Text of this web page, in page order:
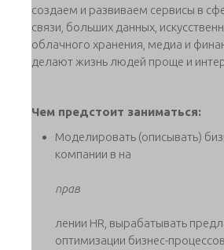
создаем и развиваем сервисы в
связи, больших данных,
облачного хранения, медиа и
делают жизнь людей проще и
Чем предстоит заниматься:
Моделировать (описывать)
компании в на
прав
лении HR, вырабатывать
оптимизации бизнес-